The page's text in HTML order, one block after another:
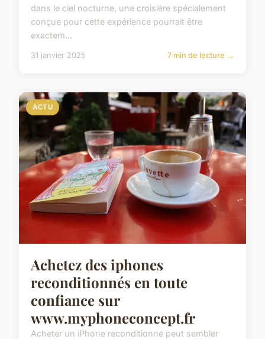
dans le ciel nocturne, une croisière spécialement
conçue pour cette expérience pourrait être
exactem...
31 janvier 2025 7 min de lecture →
ACTU
Achetez des iphones
reconditionnés en toute
confiance sur
www.myphoneconcept.fr
Acheter un iPhone reconditionné peut sembler